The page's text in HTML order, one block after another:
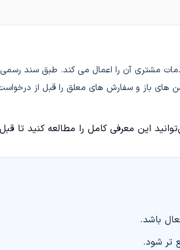
مشتری آن را اعمال می کند. طبق سند
های باز و سفارش های معلق را قبل از
این معرفی کامل را مطالعه کنید تا
باشد.
تر شود.